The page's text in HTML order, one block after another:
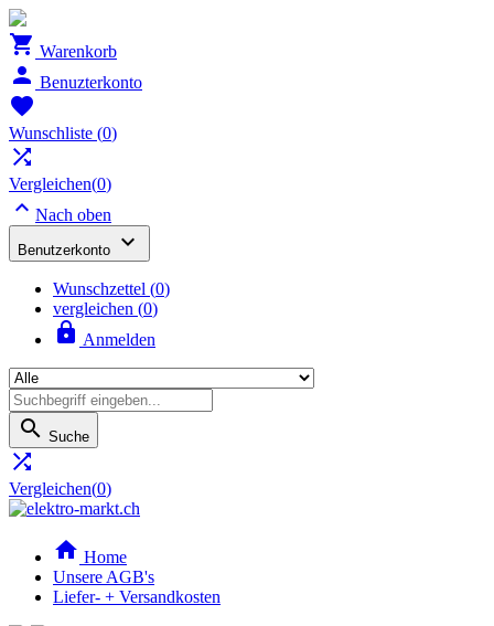
 Warenkorb
 Benuzterkonto

Wunschliste (0)

Vergleichen(0)
 Nach oben
Benutzerkonto 
Wunschzettel (0)
vergleichen (0)
 Anmelden
 Suche

Vergleichen(0)
 Home
Unsere AGB's
Liefer- + Versandkosten